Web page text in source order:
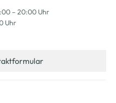
– 20:00 Uhr
Uhr